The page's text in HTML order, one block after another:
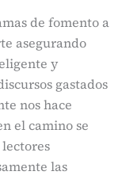
de fomento a
asegurando
y
gastados
nos hace
el camino se
las